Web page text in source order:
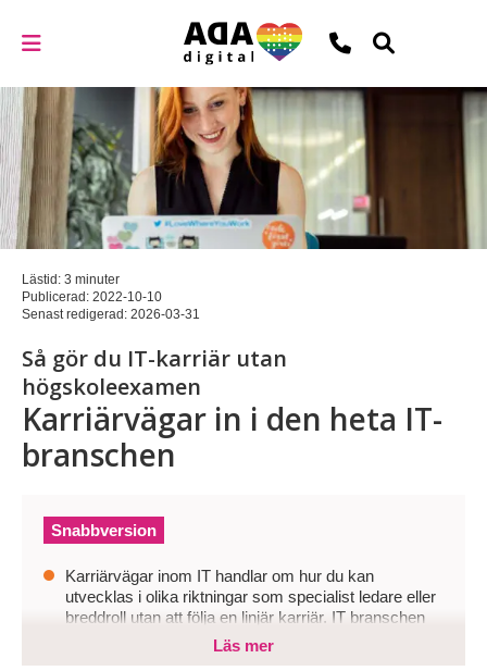
Lästid: 3 minuter
Publicerad: 2022-10-10
Senast redigerad: 2026-03-31
Så gör du IT-karriär utan
högskoleexamen
Karriärvägar in i den heta IT-
branschen
Snabbversion
Karriärvägar inom IT handlar om hur du kan
utvecklas i olika riktningar som specialist ledare eller
breddroll utan att följa en linjär karriär. IT branschen
erbjuder flexibilitet snabba skiften och möjlighet att
Läs mer